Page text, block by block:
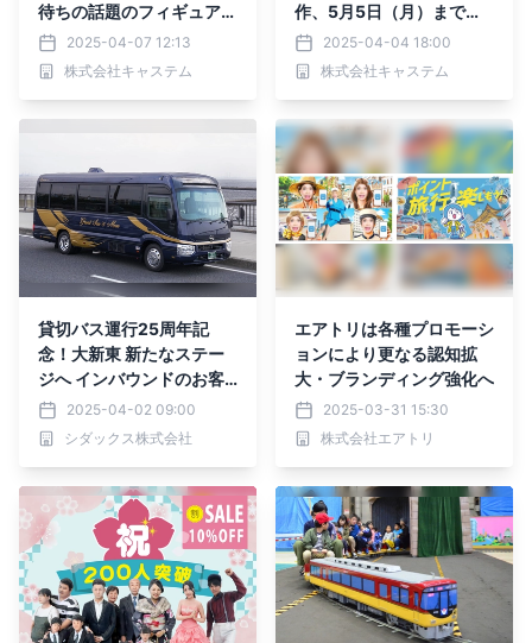
待ちの話題のフィギュア化
サービス2025-04-07 12:13
株式会社キャステム
作、5月5日（月）まで特
別価格で御提供
2025-04-04 18:00
株式会社キャステム
貸切バス運行25周年記
念！大新東 新たなステー
ジへ インバウンドのお客
様向けのハイグレードバス
導入 「Grand Sun and M
oon」運行開始
2025-04-02 09:00
シダックス株式会社
エアトリは各種プロモーシ
ョンにより更なる認知拡
大・ブランディング強化へ
2025-03-31 15:30
株式会社エアトリ